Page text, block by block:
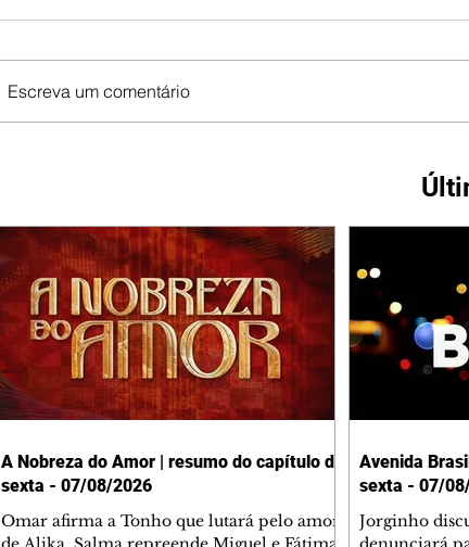
Escreva um comentário
A Nobreza do Amor | resumo do capítulo de
sexta - 07/08/2026
Omar afirma a Tonho que lutará pelo amor
Avenida
sexta - 07/
Jorginho